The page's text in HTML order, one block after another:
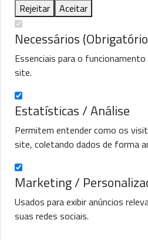
Rejeitar
Aceitar
Necessários
Essenciais para o
site.
Estatísticas / Análise
Permitem entender como os
site, coletando dados de forma
Marketing /
Usados para exibir anúncios
suas redes sociais.